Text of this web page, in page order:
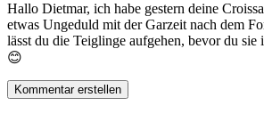
Hallo Dietmar, ich habe gestern deine
etwas Ungeduld mit der Garzeit nach dem
lässt du die Teiglinge aufgehen, bevor du
😊
Kommentar erstellen